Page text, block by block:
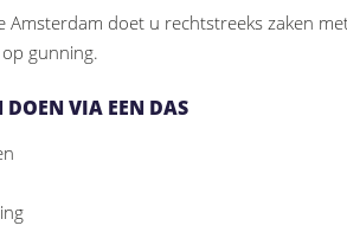
Amsterdam doet u rechtstreeks zaken
gunning.
VIA EEN DAS